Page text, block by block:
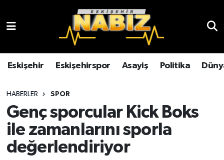
Eskişehir Eskişehirspor Asayiş Politika
HABERLER SPOR
Genç sporcular Kick Boks
ile zamanlarını sporla
değerlendiriyor
Çevre
Eğitim
Ekonomi
Eskişehir Hava Durumu
Eskişehir Trafik Yoğunluk Haritası
Tüm Manşetler
Son Dakika Haberleri